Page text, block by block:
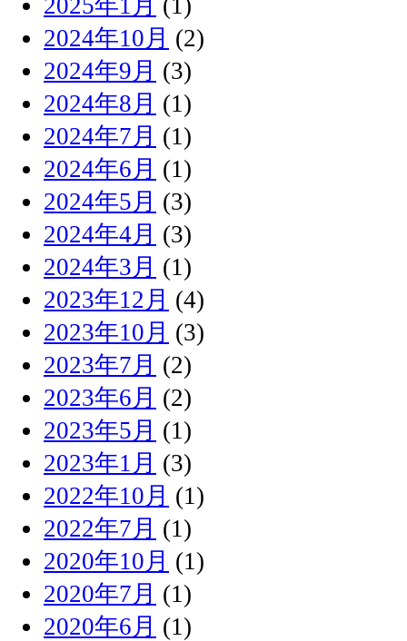
2024年10月 (2)
2024年9月 (3)
2024年8月 (1)
2024年7月 (1)
2024年6月 (1)
2024年5月 (3)
2024年4月 (3)
2024年3月 (1)
2023年12月 (4)
2023年10月 (3)
2023年7月 (2)
2023年6月 (2)
2023年5月 (1)
2023年1月 (3)
2022年10月 (1)
2022年7月 (1)
2020年10月 (1)
2020年7月 (1)
2020年6月 (1)